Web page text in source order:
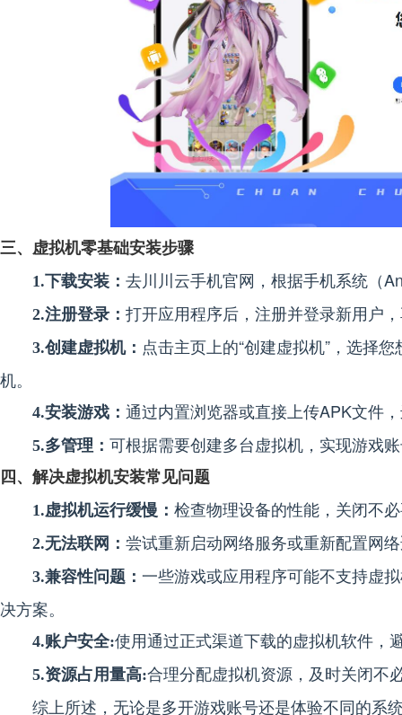
三、虚拟机零基础安装步骤
1.下载安装： 去川川云手机官网，根据手机系统（
2.注册登录： 打开应用程序后，注册并登录新用户
3.创建虚拟机： 点击主页上的“创建虚拟机”，选择
机。
4.安装游戏： 通过内置浏览器或直接上传APK文件
5.多管理： 可根据需要创建多台虚拟机，实现游戏
四、解决虚拟机安装常见问题
1.虚拟机运行缓慢： 检查物理设备的性能，关闭不
2.无法联网： 尝试重新启动网络服务或重新配置网
3.兼容性问题： 一些游戏或应用程序可能不支持虚
决方案。
4.账户安全:使用通过正式渠道下载的虚拟机软件，
5.资源占用量高:合理分配虚拟机资源，及时关闭不
综上所述，无论是多开游戏账号还是体验不同的系